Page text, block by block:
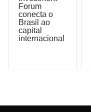
Forum
conecta o
Brasil ao
capital
internacional